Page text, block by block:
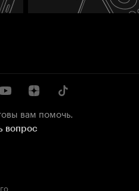
вам помочь.
вопрос